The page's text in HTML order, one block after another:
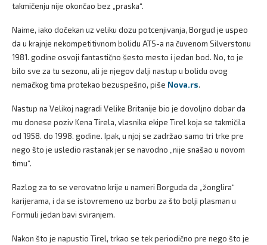
takmičenju nije okončao bez „praska“.
Naime, iako dočekan uz veliku dozu potcenjivanja, Borgud je uspeo
da u krajnje nekompetitivnom bolidu ATS-a na čuvenom Silverstonu
1981. godine osvoji fantastično šesto mesto i jedan bod. No, to je
bilo sve za tu sezonu, ali je njegov dalji nastup u bolidu ovog
nemačkog tima protekao bezuspešno, piše Nova.rs.
Nastup na Velikoj nagradi Velike Britanije bio je dovoljno dobar da
mu donese poziv Kena Tirela, vlasnika ekipe Tirel koja se takmičila
od 1958. do 1998. godine. Ipak, u njoj se zadržao samo tri trke pre
nego što je usledio rastanak jer se navodno „nije snašao u novom
timu“.
Razlog za to se verovatno krije u nameri Borguda da „žonglira“
karijerama, i da se istovremeno uz borbu za što bolji plasman u
Formuli jedan bavi sviranjem.
Nakon što je napustio Tirel, trkao se tek periodično pre nego što je